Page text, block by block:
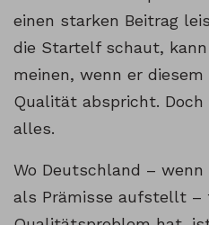
einen starken Beitrag
die Startelf schaut,
meinen, wenn er
Qualität abspricht.
alles.
Wo Deutschland –
als Prämisse aufstellt –